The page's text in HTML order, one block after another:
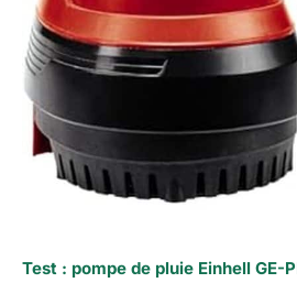
Test : pompe de pluie Einhell GE-